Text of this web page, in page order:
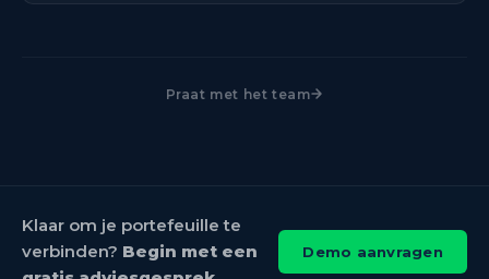
Praat met het team
Klaar om je portefeuille te
verbinden? Begin met een
Demo aanvragen